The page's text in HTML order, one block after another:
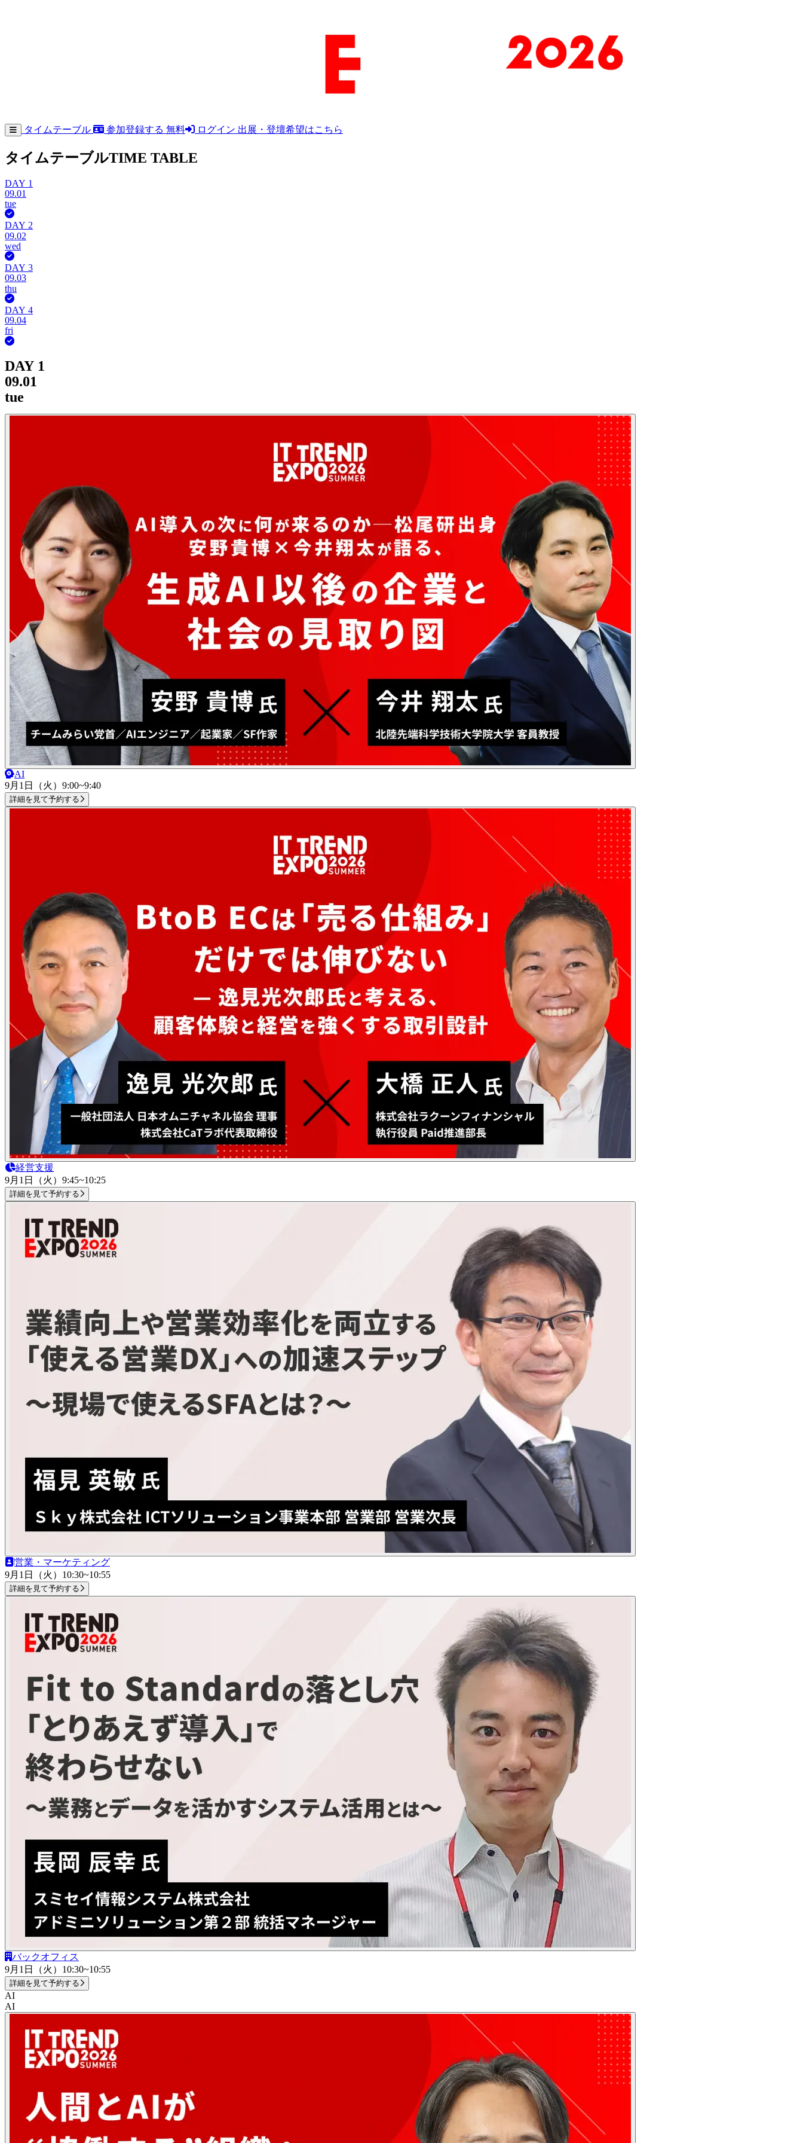
タイムテーブル 参加登録する 無料 ログイン 出展・登壇希望はこちら
タイムテーブルTIME TABLE
DAY 1
09.01
tue
DAY 2
09.02
wed
DAY 3
09.03
thu
DAY 4
09.04
fri
DAY 1
09.01
tue
AI
9月1日（火） 9:00~9:40
詳細を見て予約する
経営支援
9月1日（火） 9:45~10:25
詳細を見て予約する
営業・マーケティング
9月1日（火） 10:30~10:55
詳細を見て予約する
バックオフィス
9月1日（火） 10:30~10:55
詳細を見て予約する
AI
AI